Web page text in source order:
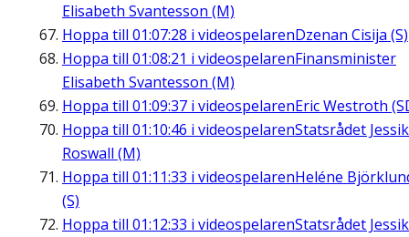
Elisabeth Svantesson (M)
Hoppa till 01:07:28 i videospelarenDzenan Cisija (S)
Hoppa till 01:08:21 i videospelarenFinansminister
Elisabeth Svantesson (M)
Hoppa till 01:09:37 i videospelarenEric Westroth
Hoppa till 01:10:46 i videospelarenStatsrådet
Roswall (M)
Hoppa till 01:11:33 i videospelarenHeléne
(S)
Hoppa till 01:12:33 i videospelarenStatsrådet